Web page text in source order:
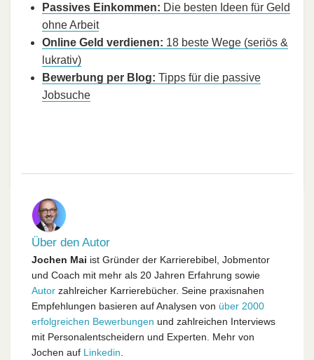
Passives Einkommen: Die besten Ideen für Geld
ohne Arbeit
Online Geld verdienen: 18 beste Wege (seriös &
lukrativ)
Bewerbung per Blog: Tipps für die passive
Jobsuche
Über den Autor
Jochen Mai ist Gründer der Karrierebibel, Jobmentor
und Coach mit mehr als 20 Jahren Erfahrung sowie
Autor zahlreicher Karrierebücher. Seine praxisnahen
Empfehlungen basieren auf Analysen von über 2000
erfolgreichen Bewerbungen und zahlreichen Interviews
mit Personalentscheidern und Experten. Mehr von
Jochen auf Linkedin